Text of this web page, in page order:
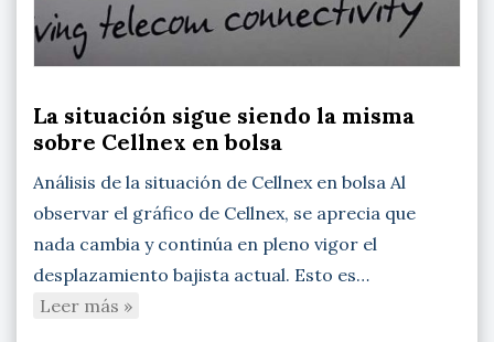
La situación sigue siendo la misma
sobre Cellnex en bolsa
Análisis de la situación de Cellnex en bolsa Al
observar el gráfico de Cellnex, se aprecia que
nada cambia y continúa en pleno vigor el
desplazamiento bajista actual. Esto es…
Leer más »